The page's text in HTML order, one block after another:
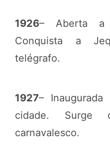
1926– Aberta a
Conquista a
telégrafo.
1927–
cidade. Surge
carnavalesco.